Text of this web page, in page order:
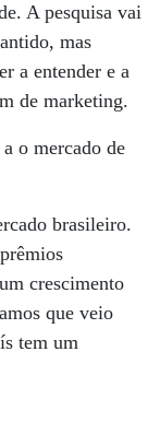
A pesquisa vai
mas
a entender e a
de marketing.
o mercado de
brasileiro.
crescimento
que veio
tem um